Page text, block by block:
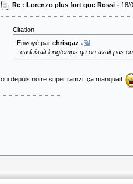
Re : Lorenzo plus fort que Rossi - 18/
Citation:
Envoyé par chrisgaz
. ca faisait longtemps qu on avait pas
oui depuis notre super ramzi, ça manquait